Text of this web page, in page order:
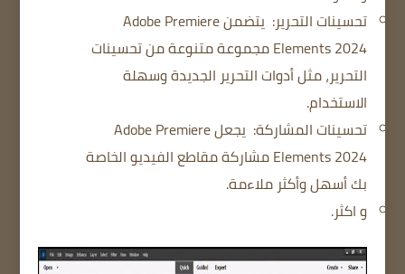
تحسينات التحرير:
يتضمن Adobe Premiere
Elements 2024 مجموعة متنوعة من تحسينات
التحرير، مثل أدوات التحرير الجديدة وسهلة
الاستخدام.
تحسينات المشاركة:
يجعل Adobe Premiere
Elements 2024 مشاركة مقاطع الفيديو الخاصة
بك أسهل وأكثر ملاءمة.
و اكثر.